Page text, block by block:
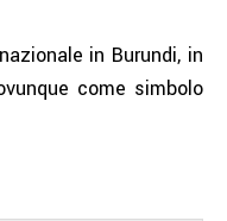
in Burundi, in
come simbolo